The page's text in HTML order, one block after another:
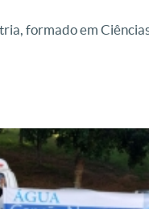
formado em